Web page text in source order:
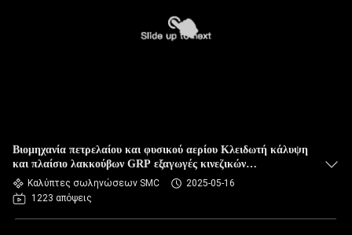
Βιομηχανία πετρελαίου και φυσικού αερίου Κλειδωτή κάλυψη
και πλαίσιο λακκούβων GRP εξαγωγές κινεζικών
εργοστασίων
Καλύπτες σωληνώσεων SMC
2025-05-16
1223 απόψεις